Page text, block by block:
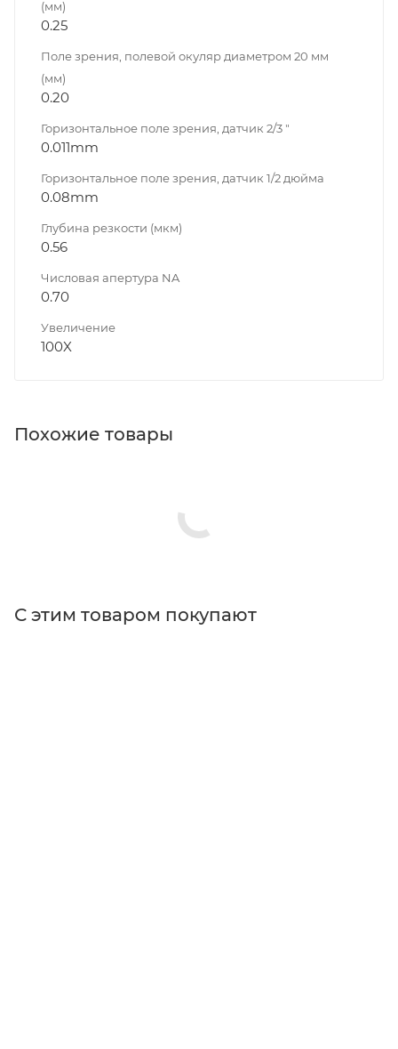
(мм)
0.25
Поле зрения, полевой окуляр диаметром 20 мм
(мм)
0.20
Горизонтальное поле зрения, датчик 2/3 "
0.011mm
Горизонтальное поле зрения, датчик 1/2 дюйма
0.08mm
Глубина резкости (мкм)
0.56
Числовая апертура NA
0.70
Увеличение
100X
Похожие товары
С этим товаром покупают